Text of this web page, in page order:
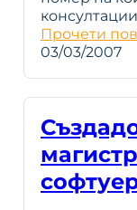
Прочети
03/03/2007